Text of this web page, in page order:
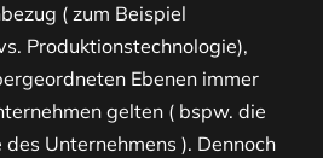
( zum Beispiel
Produktionstechnologie),
Ebenen immer
gelten ( bspw. die
Unternehmens ). Dennoch